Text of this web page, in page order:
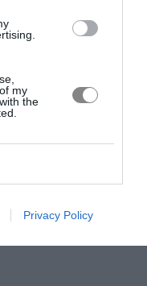
my
the
Privacy Policy